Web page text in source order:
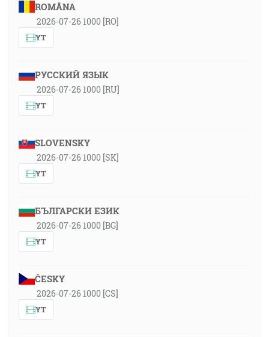
ROMÂNA
2026-07-26 1000 [RO]
YT
РУССКИЙ ЯЗЫК
2026-07-26 1000 [RU]
YT
SLOVENSKY
2026-07-26 1000 [SK]
YT
БЪЛГАРСКИ ЕЗИК
2026-07-26 1000 [BG]
YT
ČESKY
2026-07-26 1000 [CS]
YT